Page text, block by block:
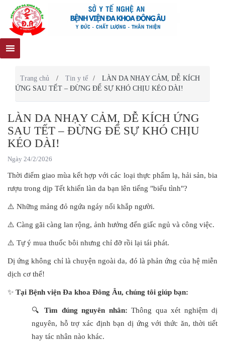
Trang chủ / Tin y tế /
LÀN DA NHẠY CẢM, DỄ KÍCH
ỨNG SAU TẾT – ĐỪNG ĐỂ SỰ KHÓ CHỊU KÉO DÀI!
LÀN DA NHẠY CẢM, DỄ KÍCH ỨNG
SAU TẾT – ĐỪNG ĐỂ SỰ KHÓ CHỊU
KÉO DÀI!
Ngày 24/2/2026
Thời điểm giao mùa kết hợp với các loại thực phẩm lạ, hải sản, bia
rượu trong dịp Tết khiến làn da bạn lên tiếng "biểu tình"?
⚠️ Những mảng đỏ ngứa ngáy nổi khắp người.
⚠️ Càng gãi càng lan rộng, ảnh hưởng đến giấc ngủ và công việc.
⚠️ Tự ý mua thuốc bôi nhưng chỉ đỡ rồi lại tái phát.
Dị ứng không chỉ là chuyện ngoài da, đó là phản ứng của hệ miễn
dịch cơ thể!
✨ Tại Bệnh viện Đa khoa Đông Âu, chúng tôi giúp bạn:
🔍 Tìm đúng nguyên nhân: Thông qua xét nghiệm dị
nguyên, hỗ trợ xác định bạn dị ứng với thức ăn, thời tiết
hay tác nhân nào khác.